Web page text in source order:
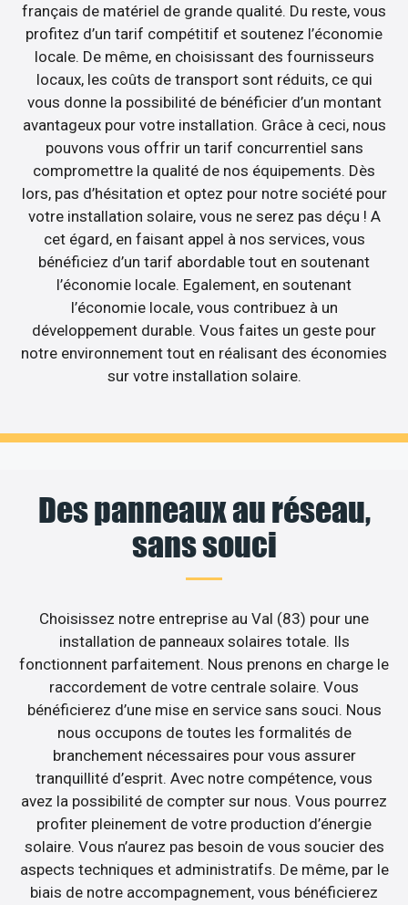
français de matériel de grande qualité. Du reste, vous
profitez d’un tarif compétitif et soutenez l’économie
locale. De même, en choisissant des fournisseurs
locaux, les coûts de transport sont réduits, ce qui
vous donne la possibilité de bénéficier d’un montant
avantageux pour votre installation. Grâce à ceci, nous
pouvons vous offrir un tarif concurrentiel sans
compromettre la qualité de nos équipements. Dès
lors, pas d’hésitation et optez pour notre société pour
votre installation solaire, vous ne serez pas déçu ! A
cet égard, en faisant appel à nos services, vous
bénéficiez d’un tarif abordable tout en soutenant
l’économie locale. Egalement, en soutenant
l’économie locale, vous contribuez à un
développement durable. Vous faites un geste pour
notre environnement tout en réalisant des économies
sur votre installation solaire.
Des panneaux au réseau,
sans souci
Choisissez notre entreprise au Val (83) pour une
installation de panneaux solaires totale. Ils
fonctionnent parfaitement. Nous prenons en charge le
raccordement de votre centrale solaire. Vous
bénéficierez d’une mise en service sans souci. Nous
nous occupons de toutes les formalités de
branchement nécessaires pour vous assurer
tranquillité d’esprit. Avec notre compétence, vous
avez la possibilité de compter sur nous. Vous pourrez
profiter pleinement de votre production d’énergie
solaire. Vous n’aurez pas besoin de vous soucier des
aspects techniques et administratifs. De même, par le
biais de notre accompagnement, vous bénéficierez